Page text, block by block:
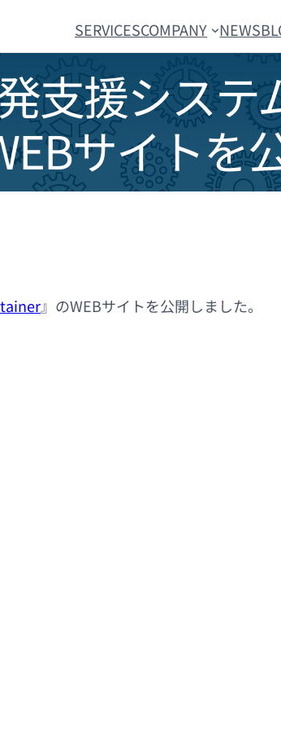
SERVICESCOMPANY NEWS
支援システ
サイトを
』のWEBサイトを公開しました。